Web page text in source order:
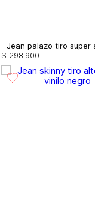
$ 298 900